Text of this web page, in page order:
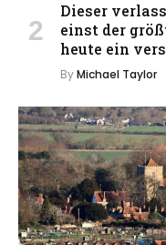
Dieser
einst der
heute ein
ByMichael Taylor